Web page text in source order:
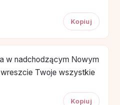
Kopiuj
w nadchodzącym Nowym
wreszcie Twoje wszystkie
Kopiuj